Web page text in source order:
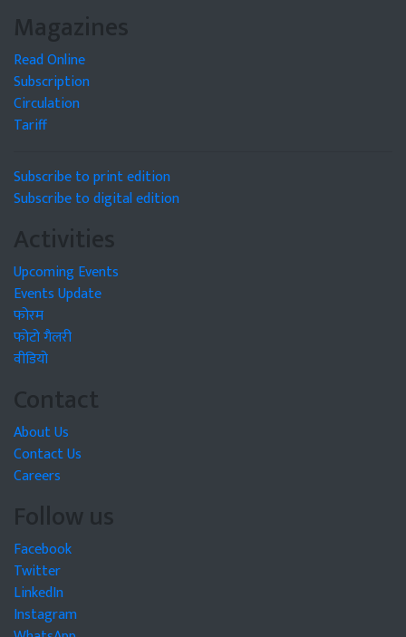
Magazines
Read Online
Subscription
Circulation
Tariff
Subscribe to print edition
Subscribe to digital edition
Activities
Upcoming Events
Events Update
फोरम
फोटो गैलरी
वीडियो
Contact
About Us
Contact Us
Careers
Follow us
Facebook
Twitter
LinkedIn
Instagram